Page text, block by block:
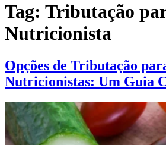
Tag: Tributação
Nutricionista
Opções de Tributação
Nutricionistas: Um Guia